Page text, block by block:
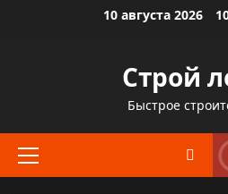
10 августа 2026
Строй
Быстрое
Основное